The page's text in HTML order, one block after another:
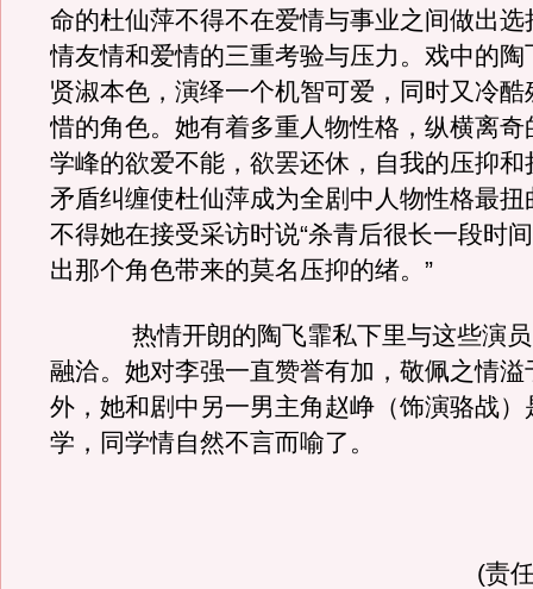
命的杜仙萍不得不在爱情与事业之间做出选
情友情和爱情的三重考验与压力。戏中的陶
贤淑本色，演绎一个机智可爱，同时又冷酷
惜的角色。她有着多重人物性格，纵横离奇
学峰的欲爱不能，欲罢还休，自我的压抑和
矛盾纠缠使杜仙萍成为全剧中人物性格最扭
不得她在接受采访时说“杀青后很长一段时
出那个角色带来的莫名压抑的绪。”
热情开朗的陶飞霏私下里与这些演员
融洽。她对李强一直赞誉有加，敬佩之情溢
外，她和剧中另一男主角赵峥（饰演骆战）
学，同学情自然不言而喻了。
(责